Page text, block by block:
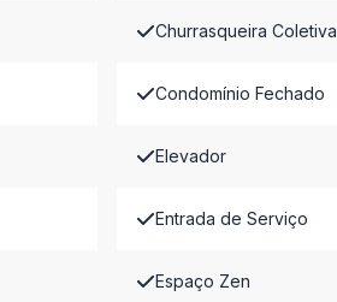
Churrasqueira Coletiva
Condomínio Fechado
Elevador
Entrada de Serviço
Espaço Zen